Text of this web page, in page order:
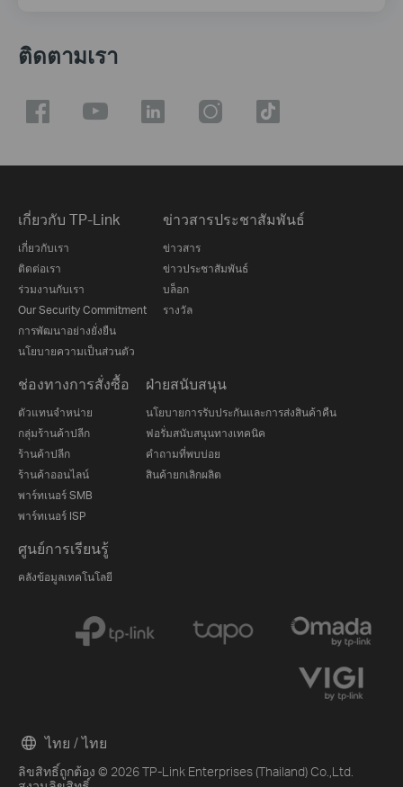
ติดตามเรา
เกี่ยวกับ TP-Link
เกี่ยวกับเรา
ติดต่อเรา
ร่วมงานกับเรา
Our Security Commitment
การพัฒนาอย่างยั่งยืน
นโยบายความเป็นส่วนตัว
ข่าวสารประชาสัมพันธ์
ข่าวสาร
ข่าวประชาสัมพันธ์
บล็อก
รางวัล
ช่องทางการสั่งซื้อ
ตัวแทนจำหน่าย
กลุ่มร้านค้าปลีก
ร้านค้าปลีก
ร้านค้าออนไลน์
พาร์ทเนอร์ SMB
พาร์ทเนอร์ ISP
ฝ่ายสนับสนุน
นโยบายการรับประกันและการส่งสินค้าคืน
ฟอรั่มสนับสนุนทางเทคนิค
คำถามที่พบบ่อย
สินค้ายกเลิกผลิต
ศูนย์การเรียนรู้
คลังข้อมูลเทคโนโลยี
ลิขสิทธิ์ถูกต้อง © 2026 TP-Link Enterprises (Thailand) Co.,Ltd.
ไทย / ไทย